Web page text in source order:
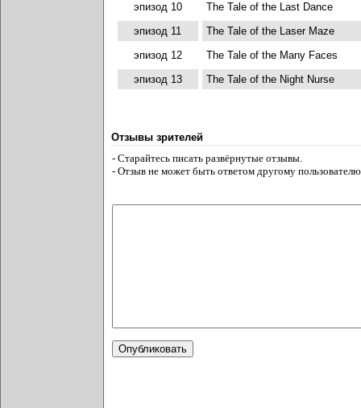
эпизод 10
The Tale of the Last Dance
эпизод 11
The Tale of the Laser Maze
эпизод 12
The Tale of the Many Faces
эпизод 13
The Tale of the Night Nurse
Отзывы зрителей
- Старайтесь писать развёрнутые отзывы.
- Отзыв не может быть ответом другому